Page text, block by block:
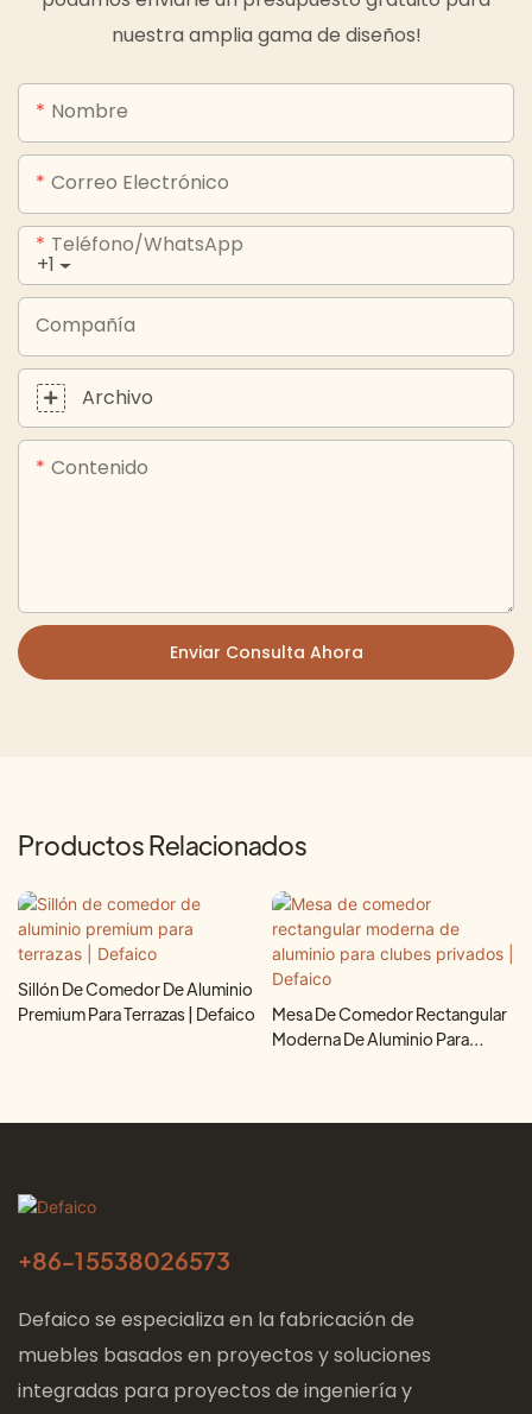
nuestra amplia gama de diseños!
Nombre
Correo Electrónico
+1
Teléfono/WhatsApp
Compañía
Archivo
Contenido
Enviar Consulta Ahora
Productos Relacionados
Sillón De Comedor De Aluminio
Premium Para Terrazas | Defaico
Mesa De Comedor Rectangular
Moderna De Aluminio Para
+86-15538026573
Defaico se especializa en la fabricación de
muebles basados ​​en proyectos y soluciones
integradas para proyectos de ingeniería y